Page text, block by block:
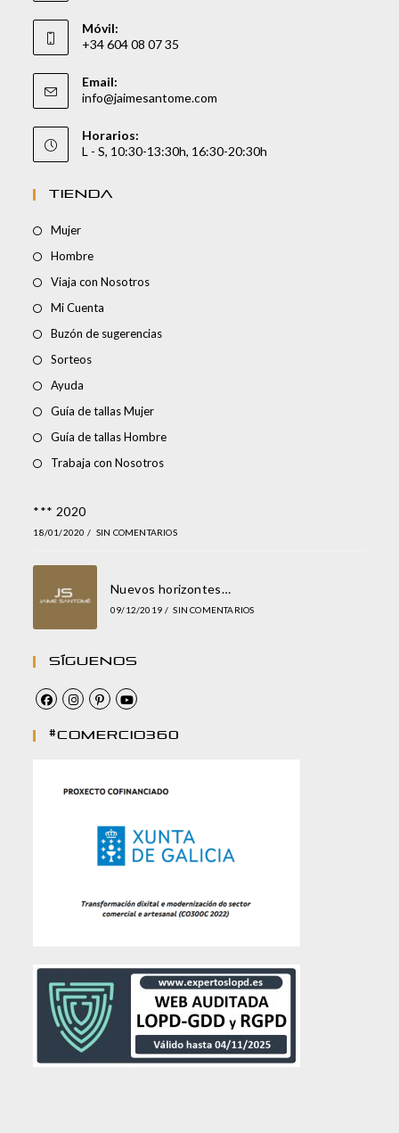
Móvil:
+34 604 08 07 35
Email:
info@jaimesantome.com
Horarios:
L - S, 10:30-13:30h, 16:30-20:30h
TIENDA
Mujer
Hombre
Viaja con Nosotros
Mi Cuenta
Buzón de sugerencias
Sorteos
Ayuda
Guía de tallas Mujer
Guía de tallas Hombre
Trabaja con Nosotros
*** 2020
18/01/2020 / SIN COMENTARIOS
Nuevos horizontes…
09/12/2019 / SIN COMENTARIOS
Síguenos
#comercio360